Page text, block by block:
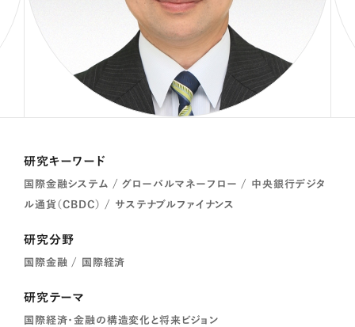
研究キーワード
国際金融システム / グローバルマネーフロー / 中央銀行デジタ
ル通貨（CBDC） / サステナブルファイナンス
研究分野
国際金融 / 国際経済
研究テーマ
国際経済・金融の構造変化と将来ビジョン